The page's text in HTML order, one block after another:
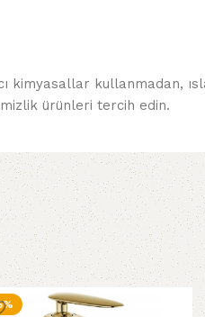
kimyasallar kullanmadan,
ürünleri tercih edin.